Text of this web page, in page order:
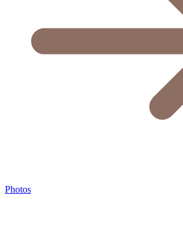
Photos